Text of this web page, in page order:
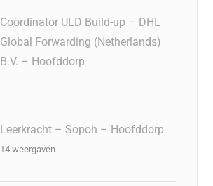
Coördinator ULD Build-up – DHL
Global Forwarding (Netherlands)
B.V. – Hoofddorp
Leerkracht – Sopoh – Hoofddorp
14 weergaven